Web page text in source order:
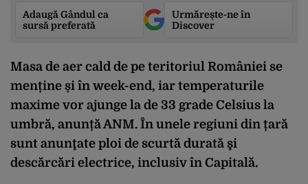
Adaugă Gândul ca
sursă preferată
Urmărește-ne în
Discover
Masa de aer cald de pe teritoriul României se
menține și în week-end, iar temperaturile
maxime vor ajunge la de 33 grade Celsius la
umbră, anunță ANM. În unele regiuni din țară
sunt anunţate ploi de scurtă durată şi
descărcări electrice, inclusiv în Capitală.